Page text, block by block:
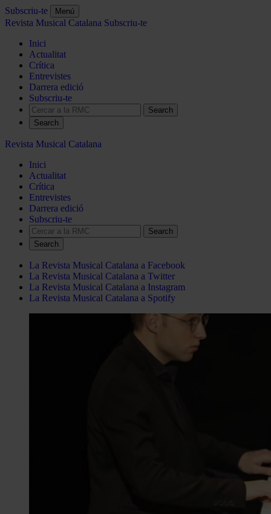
Subscriu-te Menú
Revista Musical Catalana Subscriu-te
Inici
Actualitat
Crítica
Entrevistes
Darrera edició
Subscriu-te
Search
Revista Musical Catalana
Inici
Actualitat
Crítica
Entrevistes
Darrera edició
Subscriu-te
Search
La Revista Musical Catalana a Facebook
La Revista Musical Catalana a Twitter
La Revista Musical Catalana a Instagram
La Revista Musical Catalana a Spotify